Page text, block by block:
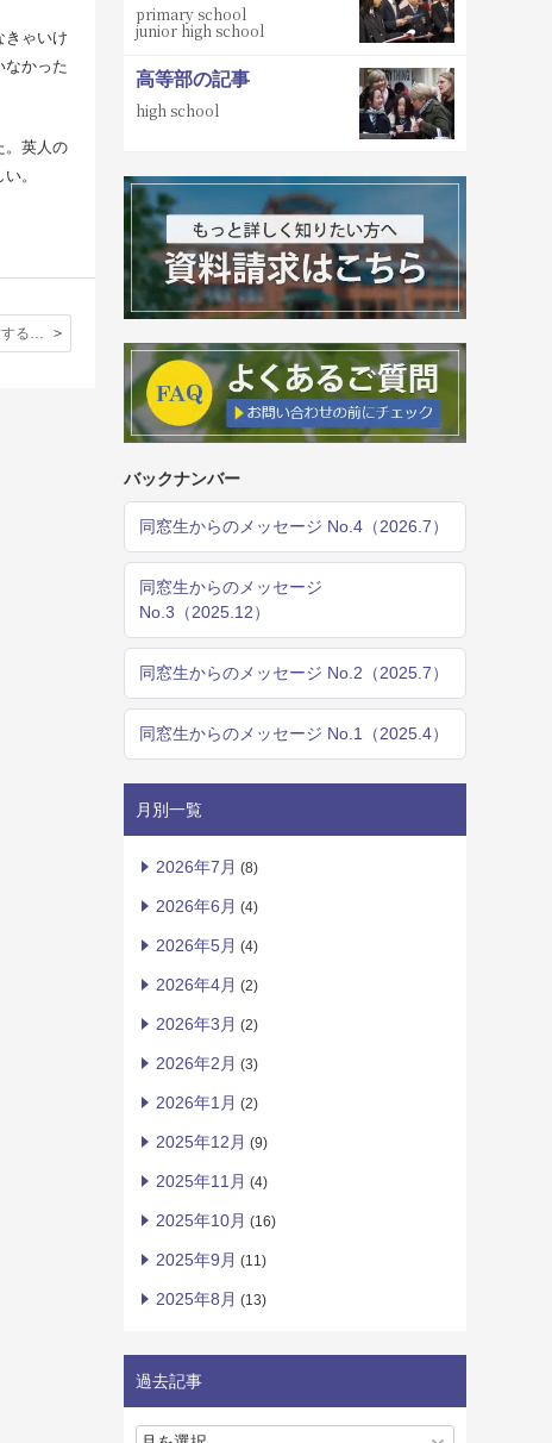
きゃいけ
なかった
。英人の
。
初めて体験する短期留学。これから起こる何もかもが初めてで未知の世界だった。
primary school
junior high school
高等部の記事
high school
バックナンバー
同窓生からのメッセージ No.4（2026.7）
同窓生からのメッセージ
No.3（2025.12）
同窓生からのメッセージ No.2（2025.7）
同窓生からのメッセージ No.1（2025.4）
月別一覧
2026年7月 (8)
2026年6月 (4)
2026年5月 (4)
2026年4月 (2)
2026年3月 (2)
2026年2月 (3)
2026年1月 (2)
2025年12月 (9)
2025年11月 (4)
2025年10月 (16)
2025年9月 (11)
2025年8月 (13)
過去記事